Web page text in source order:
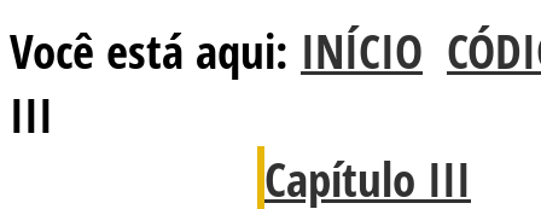
Você está aqui: INÍCIO
III
Capítulo III